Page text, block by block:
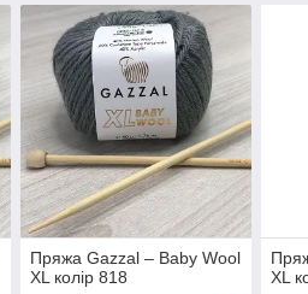
Пряжа Gazzal – Baby Wool
XL колір 818
XL